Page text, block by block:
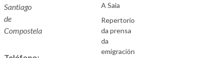
Santiago
de
Compostela
A Saia
Repertorio
da prensa
da
emigración